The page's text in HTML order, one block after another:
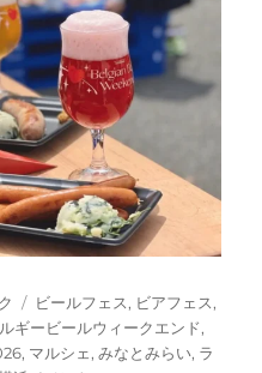
タ
グ
ビールフェス, ビアフェス,
ギービールウィークエンド,
, マルシェ,みなとみらい, ラ